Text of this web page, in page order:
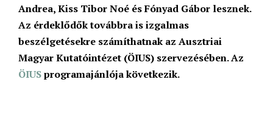
Andrea, Kiss Tibor Noé és Fónyad Gábor lesznek.
Az érdeklődők továbbra is izgalmas
beszélgetésekre számíthatnak az Ausztriai
Magyar Kutatóintézet (ÖIUS) szervezésében. Az
ÖIUSprogramajánlója következik.